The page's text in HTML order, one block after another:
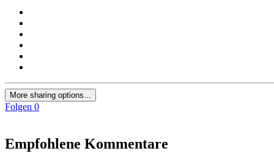
More sharing options...
Folgen 0
Empfohlene Kommentare